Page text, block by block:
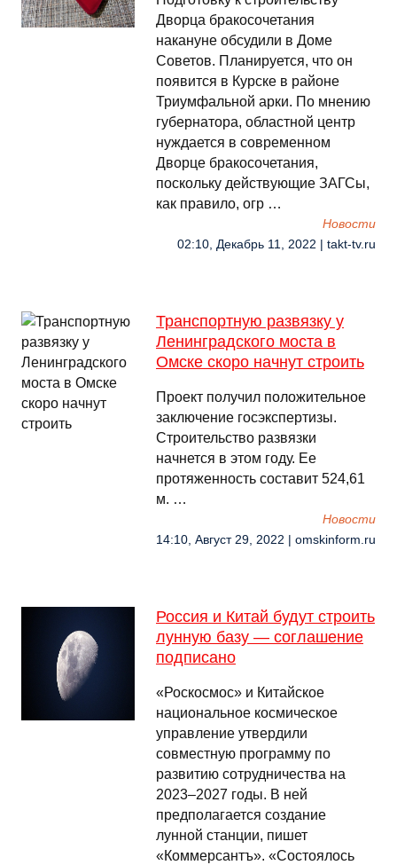
Дворца бракосочетания
накануне обсудили в Доме
Советов. Планируется, что он
появится в Курске в районе
Триумфальной арки. По мнению
губернатора, областной центр
нуждается в современном
Дворце бракосочетания,
поскольку действующие ЗАГСы,
как правило, огр …
Новости
02:10, Декабрь 11, 2022 | takt-tv.ru
Транспортную развязку у
Ленинградского моста в
Омске скоро начнут строить
Проект получил положительное
заключение госэкспертизы.
Строительство развязки
начнется в этом году. Ее
протяженность составит 524,61
м. …
Новости
14:10, Август 29, 2022 | omskinform.ru
Россия и Китай будут строить
лунную базу — соглашение
подписано
«Роскосмос» и Китайское
национальное космическое
управление утвердили
совместную программу по
развитию сотрудничества на
2023–2027 годы. В ней
предполагается создание
лунной станции, пишет
«Коммерсантъ». «Состоялось